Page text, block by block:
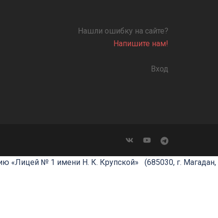
Нашли ошибку на сайте?
Напишите нам!
Вход
«Лицей № 1 имени Н. К. Крупской» (685030, г. Магадан,